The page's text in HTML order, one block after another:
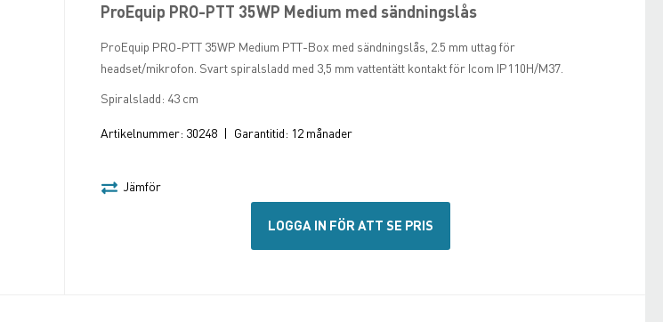
ProEquip PRO-PTT 35WP Medium med sändningslås
ProEquip PRO-PTT 35WP Medium PTT-Box med sändningslås, 2.5 mm uttag för
headset/mikrofon. Svart spiralsladd med 3,5 mm vattentätt kontakt för Icom IP110H/M37.
Spiralsladd: 43 cm
Artikelnummer: 30248 | Garantitid: 12 månader
Jämför
LOGGA IN FÖR ATT SE PRIS